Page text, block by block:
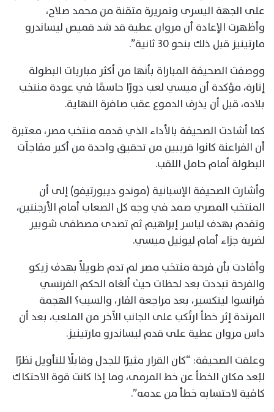
على الجهة اليسرى وتمريرة متقنة من محمد صلاح،
وأظهرت الإعادة أن مروان عطية قد شد قميص ليساندرو
مارتينيز قبل ذلك بنحو 30 ثانية”.
ووصفت الصحيفة المباراة بأنها من أكثر مباريات البطولة
إثارة، مؤكدة أن ميسي لعب دورًا حاسمًا في عودة منتخب
بلاده، قبل أن يذرف الدموع عقب صافرة النهاية.
كما أشادت الصحيفة بالأداء الذي قدمه منتخب مصر، معتبرة
أن الفراعنة كانوا قريبين من تحقيق واحدة من أكبر مفاجآت
البطولة أمام حامل اللقب.
وأشارت الصحيفة الإسبانية (موندو ديبورتيفو) إلى أن
المنتخب المصري صمد في وجه كل الصعاب أمام الأرجنتين،
وتقدم بهدف لياسر إبراهيم ثم تصدى مصطفى شوبير
لضربة جزاء أمام ليونيل ميسي.
وأفادت بأن فرحة منتخب مصر لم تدم طويلاً بهدف زيكو
والفرحة تبددت بعد لحظات حيث ألغاه الحكم الفرنسي
فرانسوا ليتكسير، بعد مراجعة الفار، والسبب؟ الهجمة
المرتدة إثر خطأ ارتُكب على الجانب الآخر من الملعب، بعد أن
داس مروان عطية على قدم ليساندرو مارتينيز.
وعلقت الصحيفة: “كان القرار مثيرًا للجدل وقابلًا للتأويل نظرًا
لبُعد مكان الخطأ عن خط المرمى، وما إذا كانت قوة الاحتكاك
كافية لاحتسابه خطأ من عدمه”.